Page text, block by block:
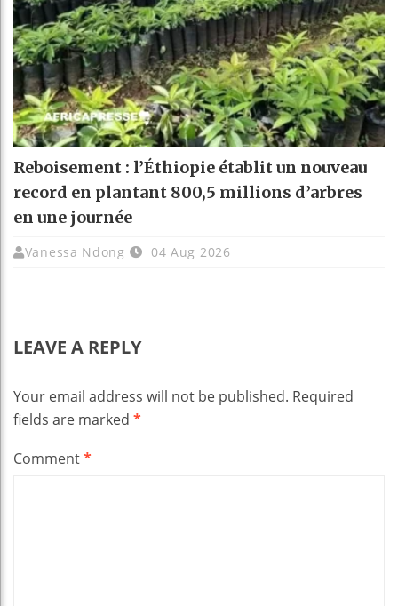
Reboisement : l’Éthiopie établit un nouveau
record en plantant 800,5 millions d’arbres
en une journée
Vanessa Ndong 04 Aug 2026
LEAVE A REPLY
Your email address will not be published. Required
fields are marked *
Comment*